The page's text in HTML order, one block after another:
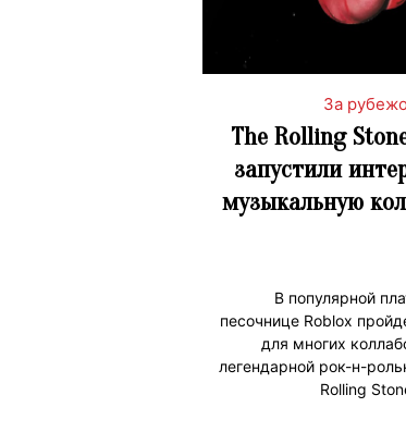
За
The Rolling
запустили
музыкальную
В популярной
песочнице Roblox
для многих
легендарной рок-н-
Rolling